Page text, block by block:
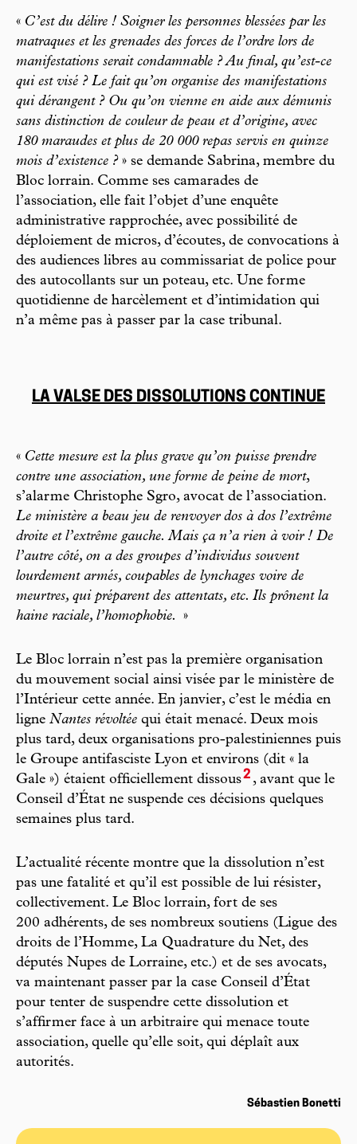
« C’est du délire ! Soigner les personnes blessées par les
matraques et les grenades des forces de l’ordre lors de
manifestations serait condamnable ? Au final, qu’est-ce
qui est visé ? Le fait qu’on organise des manifestations
qui dérangent ? Ou qu’on vienne en aide aux démunis
sans distinction de couleur de peau et d’origine, avec
180 maraudes et plus de 20 000 repas servis en quinze
mois d’existence ?» se demande Sabrina, membre du
Bloc lorrain. Comme ses camarades de
l’association, elle fait l’objet d’une enquête
administrative rapprochée, avec possibilité de
déploiement de micros, d’écoutes, de convocations à
des audiences libres au commissariat de police pour
des autocollants sur un poteau, etc. Une forme
quotidienne de harcèlement et d’intimidation qui
n’a même pas à passer par la case tribunal.
LA VALSE DES DISSOLUTIONS CONTINUE
« Cette mesure est la plus grave qu’on puisse prendre
contre une association, une forme de peine de mort,
s’alarme Christophe Sgro, avocat de l’association.
Le ministère a beau jeu de renvoyer dos à dos l’extrême
droite et l’extrême gauche. Mais ça n’a rien à voir ! De
l’autre côté, on a des groupes d’individus souvent
lourdement armés, coupables de lynchages voire de
meurtres, qui préparent des attentats, etc. Ils prônent la
haine raciale, l’homophobie.
»
Le Bloc lorrain n’est pas la première organisation
du mouvement social ainsi visée par le ministère de
l’Intérieur cette année. En janvier, c’est le média en
ligne Nantes ­révoltée qui était menacé. Deux mois
plus tard, deux organisations pro-palestiniennes puis
le Groupe antifasciste Lyon et environs (dit « la
Gale ») étaient officiellement dissous2 , avant que le
Conseil d’État ne suspende ces décisions quelques
semaines plus tard.
L’actualité récente montre que la dissolution n’est
pas une fatalité et qu’il est possible de lui résister,
collectivement. Le Bloc lorrain, fort de ses
200 adhérents, de ses nombreux soutiens (Ligue des
droits de l’Homme, La Quadrature du Net, des
députés Nupes de Lorraine, etc.) et de ses avocats,
va maintenant passer par la case Conseil d’État
pour tenter de suspendre cette dissolution et
s’affirmer face à un arbitraire qui menace toute
association, quelle qu’elle soit, qui déplaît aux
autorités.
Sébastien Bonetti